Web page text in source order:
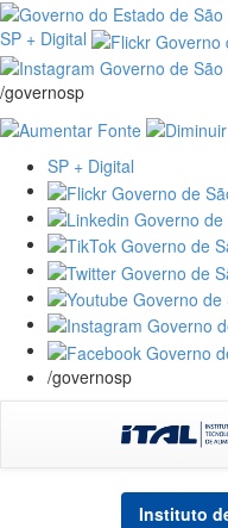
SP + Digital
/governosp
SP + Digital
/governosp
Instituto